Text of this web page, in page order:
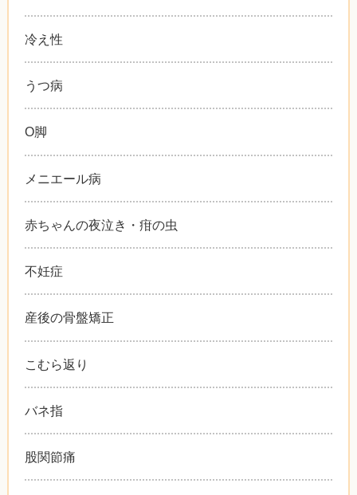
冷え性
うつ病
O脚
メニエール病
赤ちゃんの夜泣き・疳の虫
不妊症
産後の骨盤矯正
こむら返り
バネ指
股関節痛